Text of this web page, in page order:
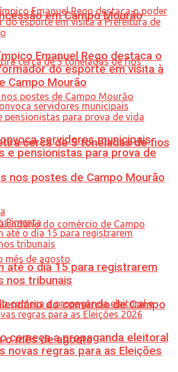
em Campo Mourão
cerca de 5 toneladas de fios
nos postes de Campo Mourão
do comércio de Campo
o mês de agosto
Emanuel Rego destaca o
do esporte em visita à
Campo Mourão
servidores municipais
e pensionistas para prova de
Pimenta
até o dia 15 para registrarem
nos tribunais
começa a propaganda eleitoral
novas regras para as Eleições